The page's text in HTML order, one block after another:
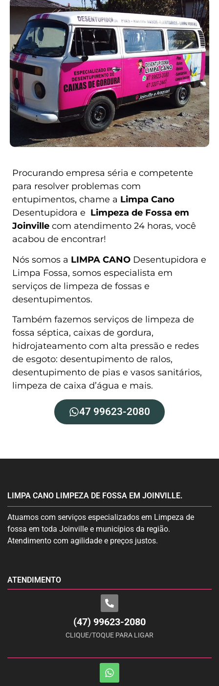
Procurando empresa séria e competente
para resolver problemas com
entupimentos, chame a Limpa Cano
Desentupidora e Limpeza de Fossa em
Joinville com atendimento 24 horas, você
acabou de encontrar!
Nós somos a LIMPA CANO Desentupidora e
Limpa Fossa, somos especialista em
serviços de limpeza de fossas e
desentupimentos.
Também fazemos serviços de limpeza de
fossa séptica, caixas de gordura,
hidrojateamento com alta pressão e redes
de esgoto: desentupimento de ralos,
desentupimento de pias e vasos sanitários,
limpeza de caixa d’água e mais.
47 99623-2080
LIMPA CANO LIMPEZA DE FOSSA EM JOINVILLE.
Atuamos com serviços especializados em Limpeza de
fossa em toda Joinville e municípios da região.
Atendimento com agilidade e preços justos.
ATENDIMENTO
(47) 99623-2080
CLIQUE/TOQUE PARA LIGAR